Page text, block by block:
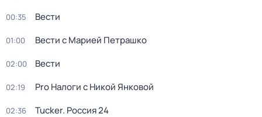
00:35 Вести
01:00 Вести с Марией Петрашко
02:00 Вести
02:19 Pro Налоги с Никой Янковой
02:36 Tucker. Россия 24